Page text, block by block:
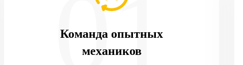
Команда опытных
механиков